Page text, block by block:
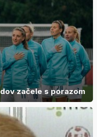
začele s porazom